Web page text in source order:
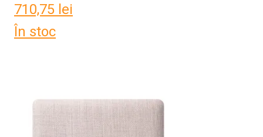
710,75 lei
În stoc